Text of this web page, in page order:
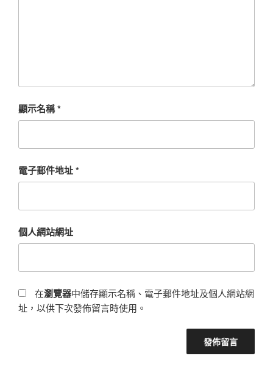
顯示名稱*
電子郵件地址*
個人網站網址
在瀏覽器中儲存顯示名稱、電子郵件地址及個人網站網
址，以供下次發佈留言時使用。